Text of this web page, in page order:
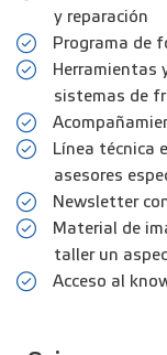
y reparación
Programa de
Herramientas
sistemas de
Línea técnica
asesores
Newsletter
Material de
taller un
Acceso al